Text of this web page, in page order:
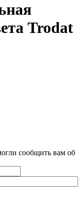
Trodat
сообщить вам об